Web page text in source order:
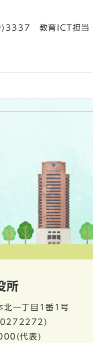
教育ICT担
所
北一丁目1番1号
(代表)